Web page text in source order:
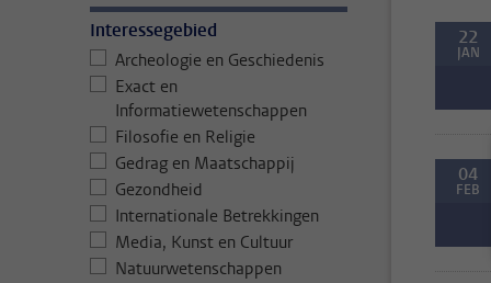
Interessegebied
Archeologie en Geschiedenis
Exact en
Informatiewetenschappen
Filosofie en Religie
Gedrag en Maatschappij
Gezondheid
Internationale Betrekkingen
Media, Kunst en Cultuur
Natuurwetenschappen
22
JAN
04
FEB